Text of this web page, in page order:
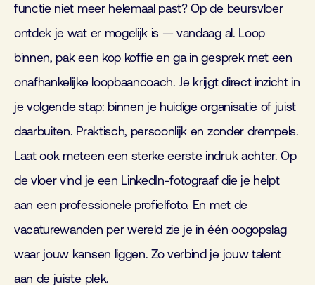
functie niet meer helemaal past? Op de beursvloer
ontdek je wat er mogelijk is — vandaag al. Loop
binnen, pak een kop koffie en ga in gesprek met een
onafhankelijke loopbaancoach. Je krijgt direct inzicht in
je volgende stap: binnen je huidige organisatie of juist
daarbuiten. Praktisch, persoonlijk en zonder drempels.
Laat ook meteen een sterke eerste indruk achter. Op
de vloer vind je een LinkedIn-fotograaf die je helpt
aan een professionele profielfoto. En met de
vacaturewanden per wereld zie je in één oogopslag
waar jouw kansen liggen. Zo verbind je jouw talent
aan de juiste plek.